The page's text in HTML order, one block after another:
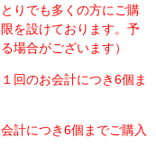
りでも多くの方にご購
を設けております。予
場合がございます）
回のお会計につき6個ま
計につき6個までご購入